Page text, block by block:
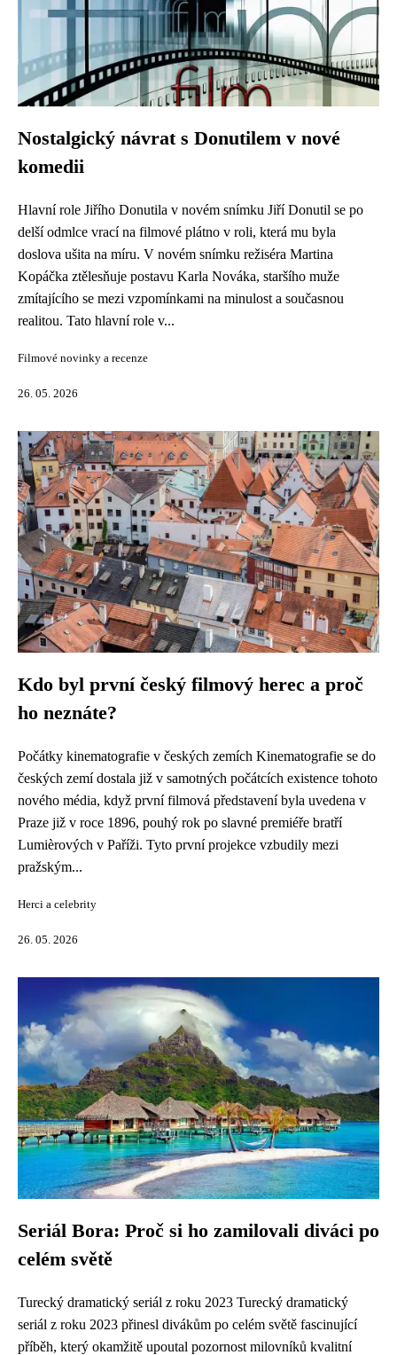
Nostalgický návrat s Donutilem v nové
komedii
Hlavní role Jiřího Donutila v novém snímku Jiří Donutil se po
delší odmlce vrací na filmové plátno v roli, která mu byla
doslova ušita na míru. V novém snímku režiséra Martina
Kopáčka ztělesňuje postavu Karla Nováka, staršího muže
zmítajícího se mezi vzpomínkami na minulost a současnou
realitou. Tato hlavní role v...
Filmové novinky a recenze
26. 05. 2026
Kdo byl první český filmový herec a proč
ho neznáte?
Počátky kinematografie v českých zemích Kinematografie se do
českých zemí dostala již v samotných počátcích existence tohoto
nového média, když první filmová představení byla uvedena v
Praze již v roce 1896, pouhý rok po slavné premiéře bratří
Lumièrových v Paříži. Tyto první projekce vzbudily mezi
pražským...
Herci a celebrity
26. 05. 2026
Seriál Bora: Proč si ho zamilovali diváci po
celém světě
Turecký dramatický seriál z roku 2023 Turecký dramatický
seriál z roku 2023 přinesl divákům po celém světě fascinující
příběh, který okamžitě upoutal pozornost milovníků kvalitní